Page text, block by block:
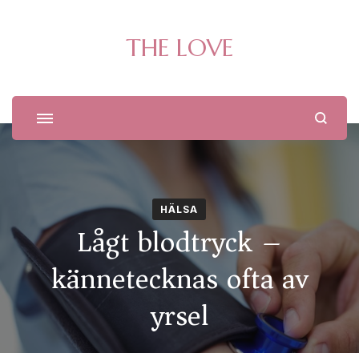
THE LOVE
HÄLSA
Lågt blodtryck –
kännetecknas ofta av
yrsel